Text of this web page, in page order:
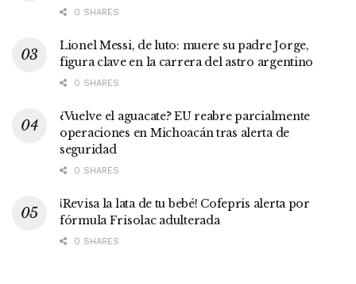
0 SHARES
Lionel Messi, de luto: muere su padre Jorge,
figura clave en la carrera del astro argentino
0 SHARES
¿Vuelve el aguacate? EU reabre parcialmente
operaciones en Michoacán tras alerta de
seguridad
0 SHARES
¡Revisa la lata de tu bebé! Cofepris alerta por
fórmula Frisolac adulterada
0 SHARES